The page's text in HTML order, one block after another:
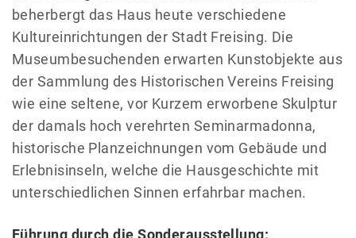
beherbergt das Haus heute verschiedene
Kultureinrichtungen der Stadt Freising. Die
Museumbesuchenden erwarten Kunstobjekte aus
der Sammlung des Historischen Vereins Freising
wie eine seltene, vor Kurzem erworbene Skulptur
der damals hoch verehrten Seminarmadonna,
historische Planzeichnungen vom Gebäude und
Erlebnisinseln, welche die Hausgeschichte mit
unterschiedlichen Sinnen erfahrbar machen.
Führung durch die Sonderausstellung: